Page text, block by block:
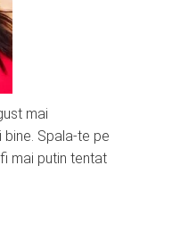
mai
bine. Spala-te pe
mai putin tentat